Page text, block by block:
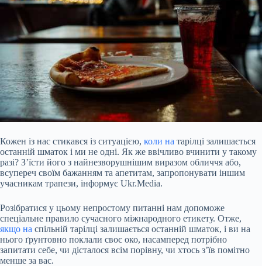
Кожен із нас стикався із ситуацією, коли на тарілці залишається
останній шматок і ми не одні. Як же ввічливо вчинити у такому
разі? З’їсти його з найнезворушнішим виразом обличчя або,
всупереч своїм бажанням та апетитам, запропонувати іншим
учасникам трапези, інформує Ukr.Media.
Розібратися у цьому непростому питанні нам допоможе
спеціальне правило сучасного міжнародного етикету. Отже,
якщо на спільній тарілці залишається останній шматок, і ви на
нього ґрунтовно поклали своє око, насамперед потрібно
запитати себе, чи дісталося всім порівну, чи хтось з’їв помітно
менше за вас.